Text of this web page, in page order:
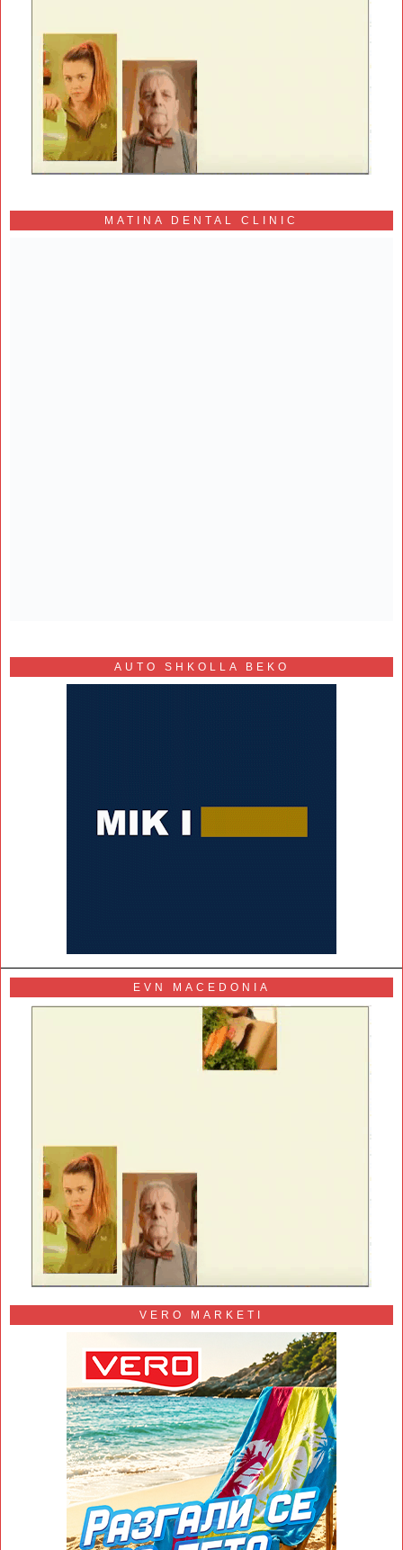
MATINA DENTAL CLINIC
AUTO SHKOLLA BEKO
EVN MACEDONIA
VERO MARKETI